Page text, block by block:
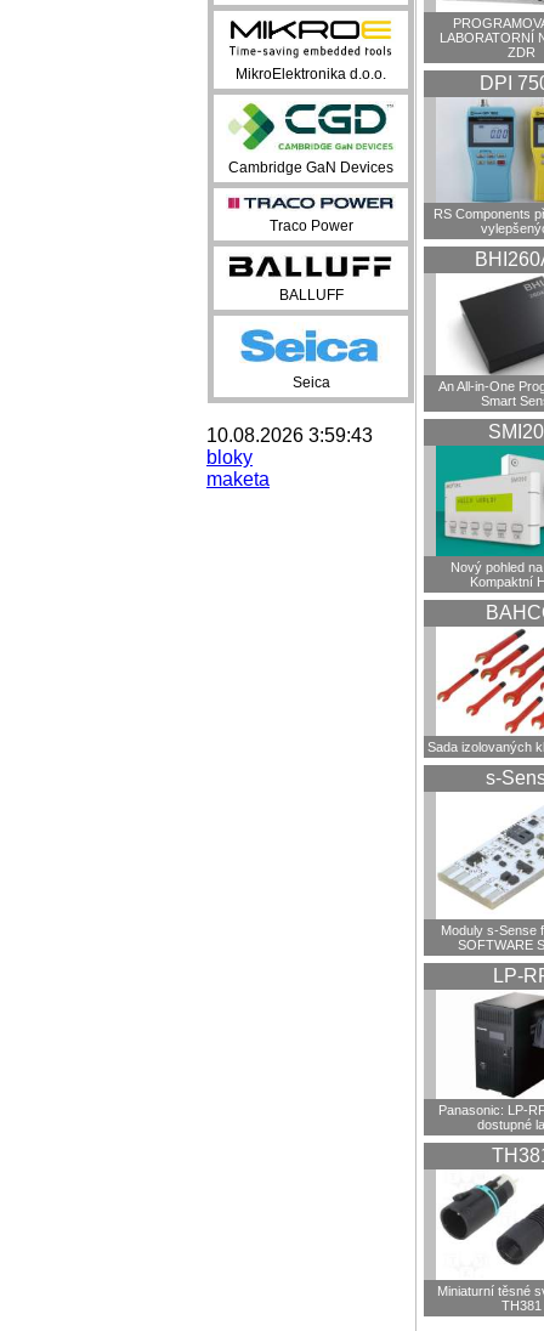
MikroElektronika d.o.o.
Cambridge GaN Devices
Traco Power
BALLUFF
Seica
10.08.2026 3:59:43
bloky
maketa
LABORATORNÍ
ZDR
DPI
RS Components
An All-in-One
Smart
Nový pohled
Kompaktní
Sada izolovaných
s-
Moduly s-Sense
SOFTWARE
LP-
Panasonic: LP-
dostupné
Miniaturní těsné
TH381